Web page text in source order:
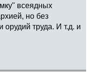
всеядных
но без
орудий труда. И т.д. и